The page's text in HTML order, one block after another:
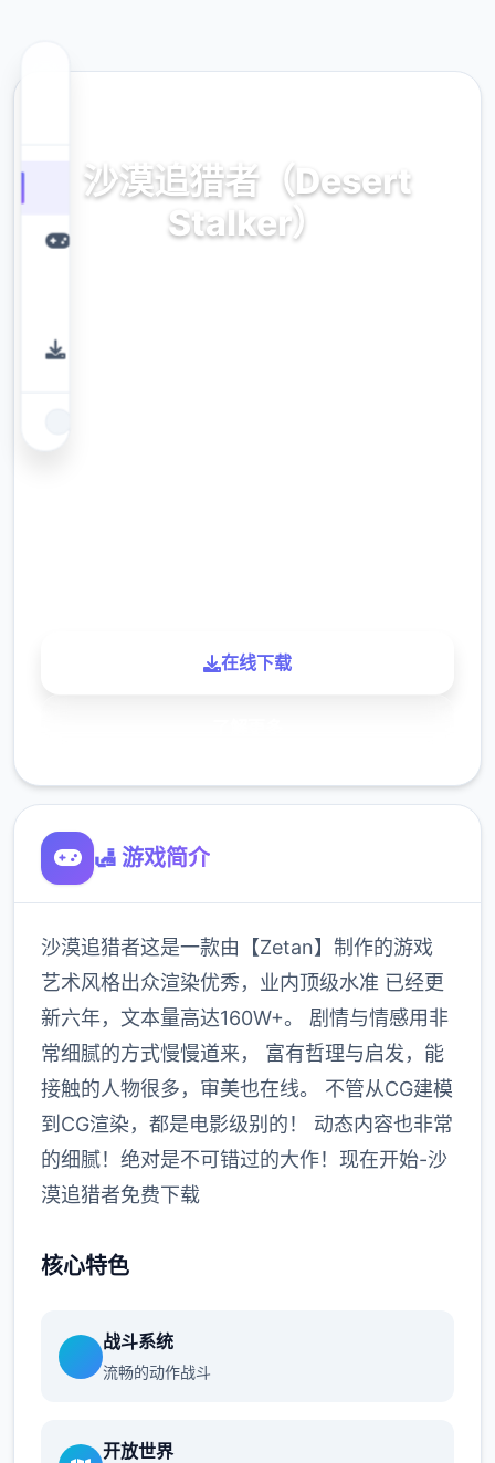
沙漠追猎者（Desert
Stalker）
在线下载
🛃 游戏简介
沙漠追猎者这是一款由【Zetan】制作的游戏
艺术风格出众渲染优秀，业内顶级水准 已经更
新六年，文本量高达160W+。 剧情与情感用非
常细腻的方式慢慢道来， 富有哲理与启发，能
接触的人物很多，审美也在线。 不管从CG建模
到CG渲染，都是电影级别的！ 动态内容也非常
的细腻！绝对是不可错过的大作！现在开始-沙
漠追猎者免费下载
核心特色
战斗系统
流畅的动作战斗
开放世界